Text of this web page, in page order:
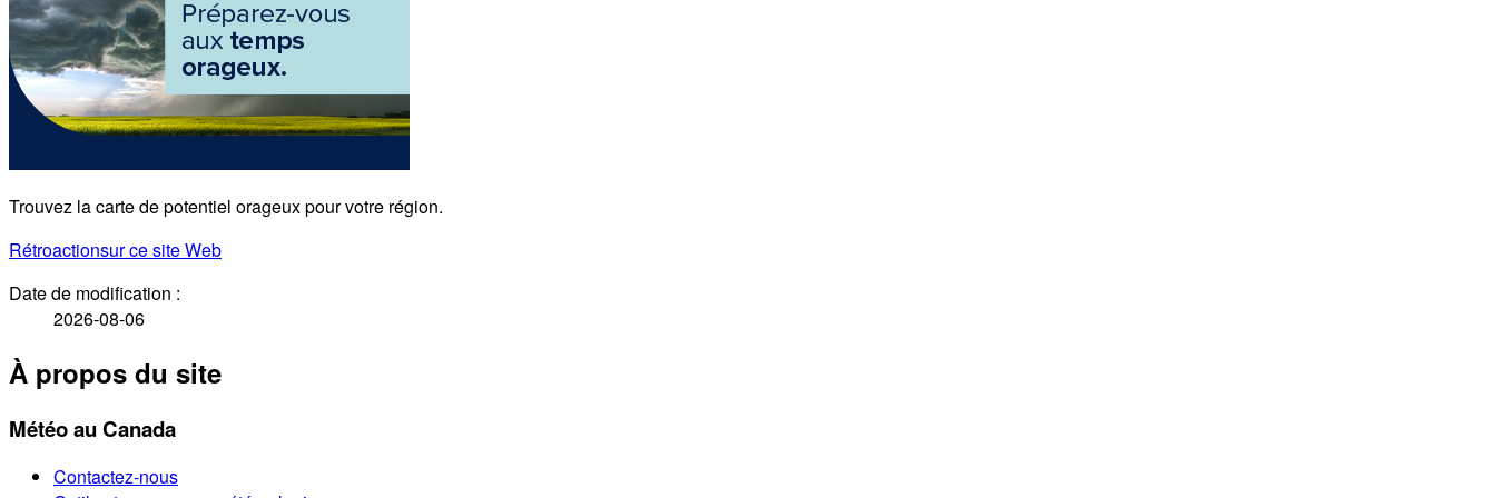
Trouvez la carte de potentiel orageux pour votre région.
Rétroactionsur ce site Web
Date de modification :
2026-08-06
À propos du site
Météo au Canada
Contactez-nous